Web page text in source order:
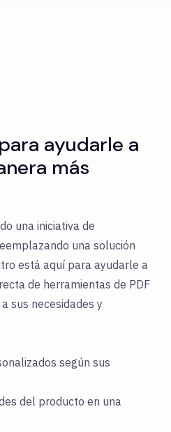
ayudarle a
más
una iniciativa de
una solución
está aquí para ayudarle a
de herramientas de PDF
sus necesidades y
según sus
del producto en una